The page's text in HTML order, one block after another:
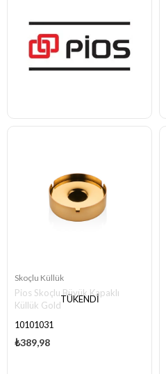
TÜKENDI
Skoçlu Küllük
Pios Skoçlu Büyük Kapaklı
Küllük Gold
10101031
₺389,98